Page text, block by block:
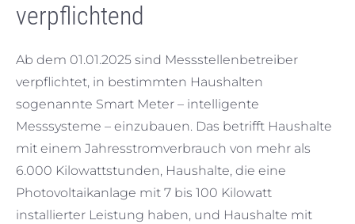
verpflichtend
Ab dem 01.01.2025 sind Messstellenbetreiber
verpflichtet, in bestimmten Haushalten
sogenannte Smart Meter – intelligente
Messsysteme – einzubauen. Das betrifft Haushalte
mit einem Jahresstromverbrauch von mehr als
6.000 Kilowattstunden, Haushalte, die eine
Photovoltaikanlage mit 7 bis 100 Kilowatt
installierter Leistung haben, und Haushalte mit